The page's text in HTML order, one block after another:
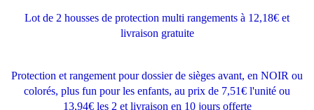
Lot de 2 housses de protection multi rangements à 12,18€ et
livraison gratuite
Protection et rangement pour dossier de sièges avant, en NOIR ou
colorés, plus fun pour les enfants, au prix de 7,51€ l'unité ou
13,94€ les 2 et livraison en 10 jours offerte